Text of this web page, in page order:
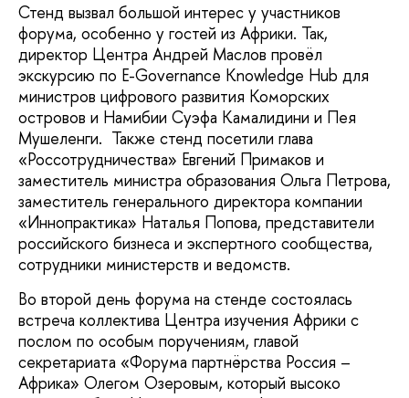
Стенд вызвал большой интерес у участников
форума, особенно у гостей из Африки. Так,
директор Центра Андрей Маслов провёл
экскурсию по E-Governance Knowledge Hub для
министров цифрового развития Коморских
островов и Намибии Суэфа Камалидини и Пея
Мушеленги. Также стенд посетили глава
«Россотрудничества» Евгений Примаков и
заместитель министра образования Ольга Петрова,
заместитель генерального директора компании
«Иннопрактика» Наталья Попова, представители
российского бизнеса и экспертного сообщества,
сотрудники министерств и ведомств.
Во второй день форума на стенде состоялась
встреча коллектива Центра изучения Африки с
послом по особым поручениям, главой
секретариата «Форума партнёрства Россия –
Африка» Олегом Озеровым, который высоко